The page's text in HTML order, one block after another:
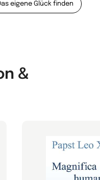
eigene Glück finden
&